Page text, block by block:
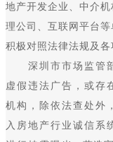
地产开发企业、中介
理公司、互联网平台
积极对照法律法规及各
深圳市市场监管部
虚假违法广告，或存
机构，除依法查处外
入房地产行业诚信系